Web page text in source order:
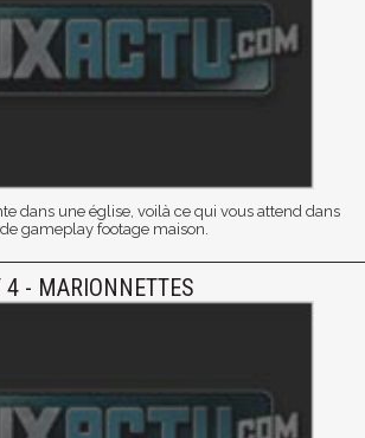
dans une église, voilà ce qui vous attend dans
gameplay footage maison.
4 - MARIONNETTES